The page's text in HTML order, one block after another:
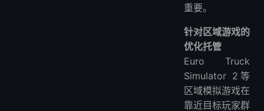
重要。
针对区域游戏的
优化托管
Euro Truck
Simulator 2等
区域模拟游戏在
靠近目标玩家群